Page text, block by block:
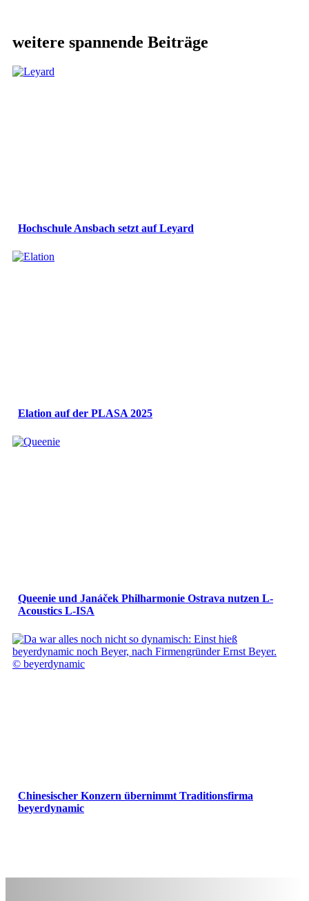
weitere spannende Beiträge
Hochschule Ansbach setzt auf Leyard
Elation auf der PLASA 2025
Queenie und Janáček Philharmonie Ostrava nutzen L-
Acoustics L-ISA
Chinesischer Konzern übernimmt Traditionsfirma
beyerdynamic